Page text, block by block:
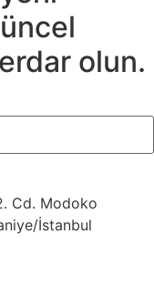
olun.
Cd. Modoko
İstanbul